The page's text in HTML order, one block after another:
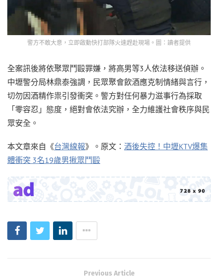
警方不敢大意，立即啟動快打部隊火速趕赴現場。圖：讀者提供
全案訊後將依聚眾鬥毆罪嫌，將高男等3人依法移送偵辦。
中壢警分局林鼎泰強調，民眾聚會飲酒應克制情緒與言行，
切勿因酒精作祟引發衝突。警方對任何暴力滋事行為採取
「零容忍」態度，絕對會依法究辦，全力維護社會秩序與民
眾安全。
本文章來自《台灣線報》。原文： 酒後失控！中壢KTV爆集
體衝突 3名19歲男揪眾鬥毆
Previous Article